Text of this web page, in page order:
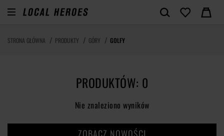
STRONA GŁÓWNA PRODUKTY GÓRY GOLFY
PRODUKTÓW: 0
Nie znaleziono wyników